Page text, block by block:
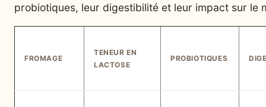
probiotiques, leur digestibilité et leur impact sur le
FROMAGE
TENEUR EN
LACTOSE
PROBIOTIQUES